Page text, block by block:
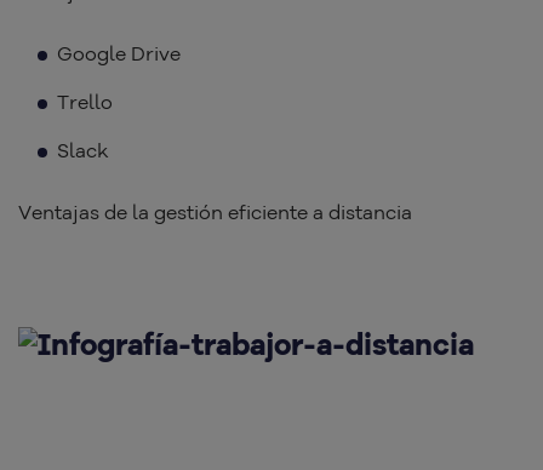
Google Drive
Trello
Slack
Ventajas de la gestión eficiente a distancia